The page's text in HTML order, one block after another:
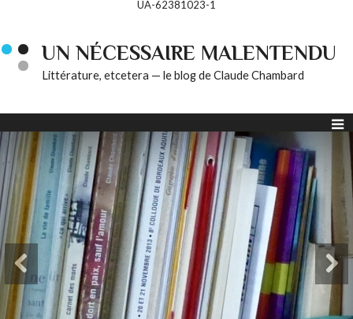
UA-62381023-1
UN NÉCESSAIRE MALENTENDU
Littérature, etcetera — le blog de Claude Chambard